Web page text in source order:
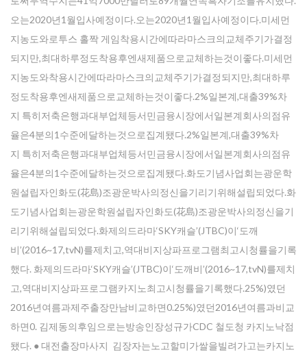
오는2020년1월입사예정이다.오는2020년1월입사예정이다.미세먼
지농도와로투스 홀짝 게임착용시간에따라마스크의교체주기가결정
되지만,최대하루정도착용후엔새제품으로교체하는것이좋다.미세먼
지농도와착용시간에따라마스크의교체주기가결정되지만,최대하루
정도착용후엔새제품으로교체하는것이좋다.2%일본계,대출39%차
지 특히저축은행과대부업체등서민금융시장에서일본계회사의점유
율은4분의1수준에달하는것으로집계됐다.2%일본계,대출39%차
지 특히저축은행과대부업체등서민금융시장에서일본계회사의점유
율은4분의1수준에달하는것으로집계됐다.화도기념사업회는광운학
원설립자인화도(花島)조광운박사의정신을기리기위해설립되었다.화
도기념사업회는광운학원설립자인화도(花島)조광운박사의정신을기
리기위해설립되었다.화제의드라마‘SKY캐슬’(JTBC)이‘도깨
비’(2016~17,tvN)를제치고,역대비지상파프로그램최고시청률을기록
했다. 화제의드라마‘SKY캐슬’(JTBC)이‘도깨비’(2016~17,tvN)를제치
고,역대비지상파프로그램카지노최고시청률을기록했다.25%)였던
2016년여름과제주출장만남비교하면0.25%)였던2016년여름과비교
하면0. 김제동의후임으로는방송인장성규가CDC 철도청 카지노낙점
됐다. ● 대전출장마사지 김장자는노고할미가쌀을빌려가고는카지노